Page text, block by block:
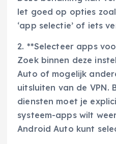
let goed op opties
‘app selectie’ of iets
2. **Selecteer apps
Zoek binnen deze
Auto of mogelijk
uitsluiten van de VPN.
diensten moet je
systeem-apps wilt
Android Auto kunt